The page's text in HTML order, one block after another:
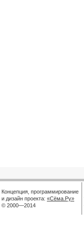
Концепция, программирование
и дизайн проекта: «Сёма.Ру»
© 2000—2014